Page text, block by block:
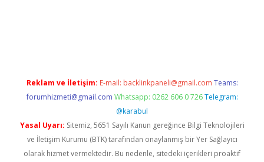
Reklam ve İletişim: E-mail: backlinkpaneli@gmail.com Teams:
forumhizmeti@gmail.com Whatsapp: 0262 606 0 726 Telegram:
@karabul
Yasal Uyarı: Sitemiz, 5651 Sayılı Kanun gereğince Bilgi Teknolojileri
ve İletişim Kurumu (BTK) tarafından onaylanmış bir Yer Sağlayıcı
olarak hizmet vermektedir. Bu nedenle, sitedeki içerikleri proaktif